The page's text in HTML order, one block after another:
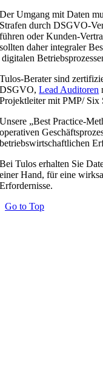
Der Umgang mit Daten
Strafen durch DSGVO-
führen oder Kunden-
sollten daher integraler
digitalen
Tulos-Berater sind
DSGVO,Lead Auditoren
Projektleiter mit PMP/ Six
Unsere „Best Practice-
operativen
betriebswirtschaftlichen
Bei Tulos erhalten Sie
einer Hand, für eine
Erfordernisse.
Go to Top